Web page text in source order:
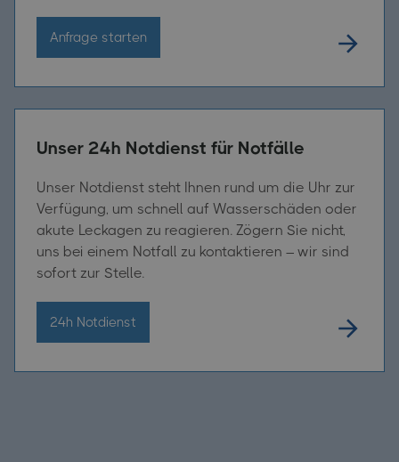
Anfrage starten
Unser 24h Notdienst für Notfälle
Unser Notdienst steht Ihnen rund um die Uhr zur
Verfügung, um schnell auf Wasserschäden oder
akute Leckagen zu reagieren. Zögern Sie nicht,
uns bei einem Notfall zu kontaktieren – wir sind
sofort zur Stelle.
24h Notdienst